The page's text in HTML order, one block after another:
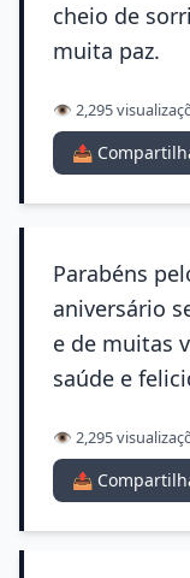
cheio de
muita paz.
👁️ 2,295
📤
Parabéns
aniversário
e de muitas
saúde e
👁️ 2,295
📤